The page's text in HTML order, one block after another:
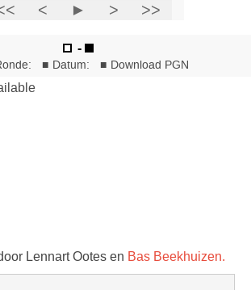
Lennart Ootes en Bas Beekhuizen.